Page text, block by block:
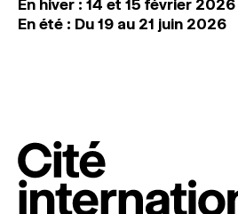
En hiver : 14 et 15 février 2026
En été : Du 19 au 21 juin 2026